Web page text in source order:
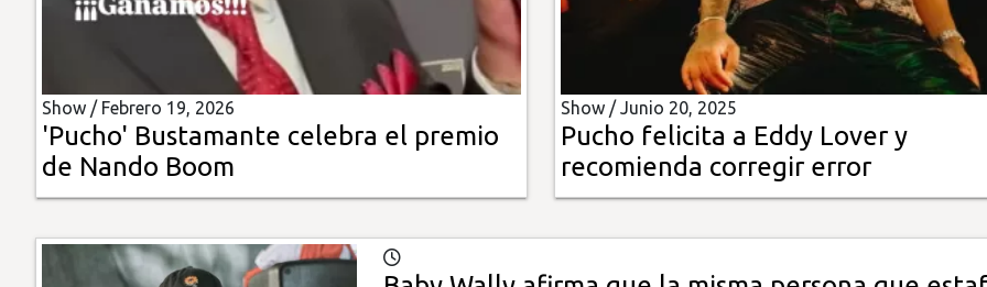
Multimedia
Impreso
Show / Febrero 19, 2026
'Pucho' Bustamante celebra el premio
de Nando Boom
Show /Junio 20, 2025
Pucho felicita a Eddy Lover y
recomienda corregir error